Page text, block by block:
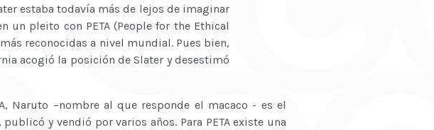
estaba todavía más de lejos de imaginar
pleito con PETA (People for the Ethical
reconocidas a nivel mundial. Pues bien,
acogió la posición de Slater y desestimó
Naruto –nombre al que responde el macaco - es el
y vendió por varios años. Para PETA existe una